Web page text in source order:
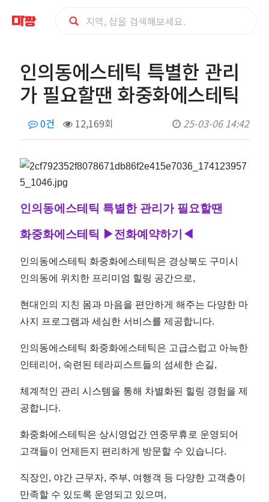
의
에
스
테
틱
특
별
한
관
리
가
필
요
할
인의동에스테틱 특별한 관리
가 필요할땐 화중화에스테틱
0건 12,169회 25-03-06 14:42
인의동에스테틱 특별한 관리가 필요할땐
화중화에스테틱 ▶전화예약하기◀
인의동에스테틱 화중화에스테틱은 경상북도 구미시
인의동에 위치한 프리미엄 힐링 공간으로,
현대인의 지친 몸과 마음을 편안하게 해주는 다양한 마
사지 프로그램과 세심한 서비스를 제공합니다.
인의동에스테틱 화중화에스테틱은 고급스럽고 아늑한
인테리어, 숙련된 테라피스트들의 섬세한 손길,
체계적인 관리 시스템을 통해 차별화된 힐링 경험을 제
공합니다.
화중화에스테틱은 상시영업간 연중무휴로 운영되어
고객들이 언제든지 편리하게 방문할 수 있습니다.
직장인, 야간 근무자, 주부, 여행객 등 다양한 고객층이
만족할 수 있도록 운영되고 있으며,